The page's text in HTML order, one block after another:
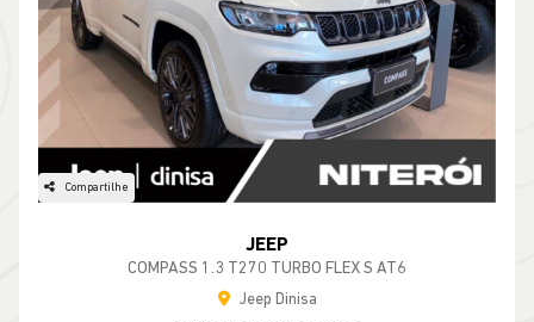
Compartilhe
JEEP
COMPASS 1.3 T270 TURBO FLEX S AT6
Jeep Dinisa